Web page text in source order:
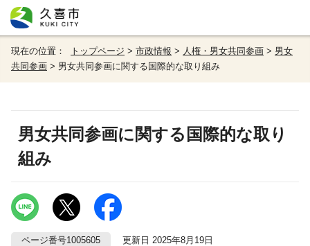
現在の位置： トップページ > 市政情報 > 人権・男女共同参画 > 男女
共同参画 > 男女共同参画に関する国際的な取り組み
男女共同参画に関する国際的な取り
組み
ページ番号1005605 更新日 2025年8月19日